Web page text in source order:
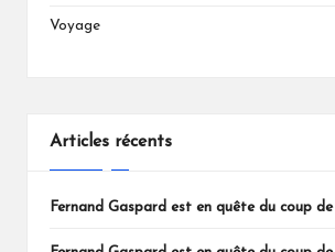
Voyage
Articles récents
Fernand Gaspard est en quête du coup